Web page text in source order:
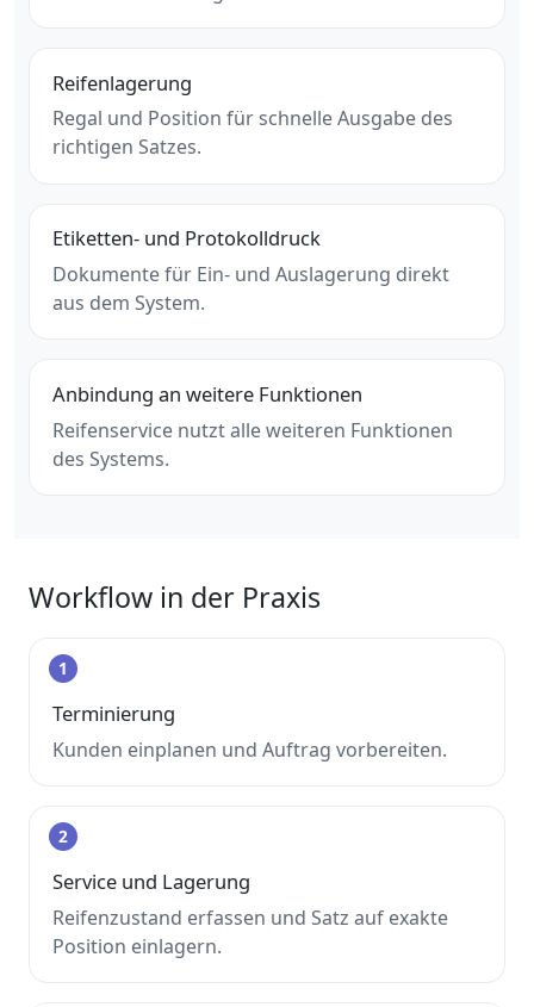
Reifenlagerung
Regal und Position für schnelle Ausgabe des
richtigen Satzes.
Etiketten- und Protokolldruck
Dokumente für Ein- und Auslagerung direkt
aus dem System.
Anbindung an weitere Funktionen
Reifenservice nutzt alle weiteren Funktionen
des Systems.
Workflow in der Praxis
1
Terminierung
Kunden einplanen und Auftrag vorbereiten.
2
Service und Lagerung
Reifenzustand erfassen und Satz auf exakte
Position einlagern.